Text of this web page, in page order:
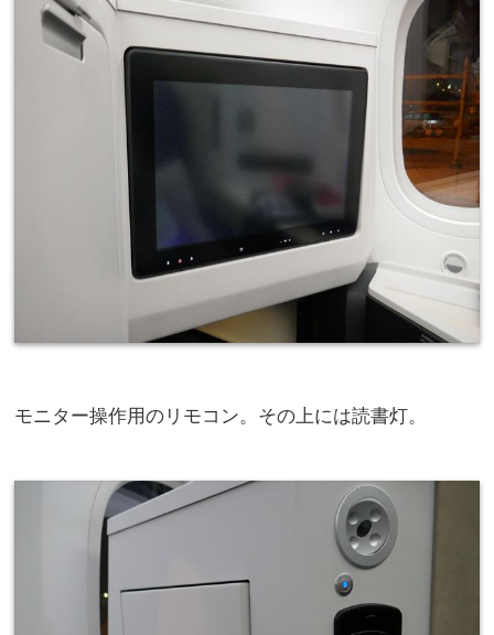
モニター操作用のリモコン。その上には読書灯。